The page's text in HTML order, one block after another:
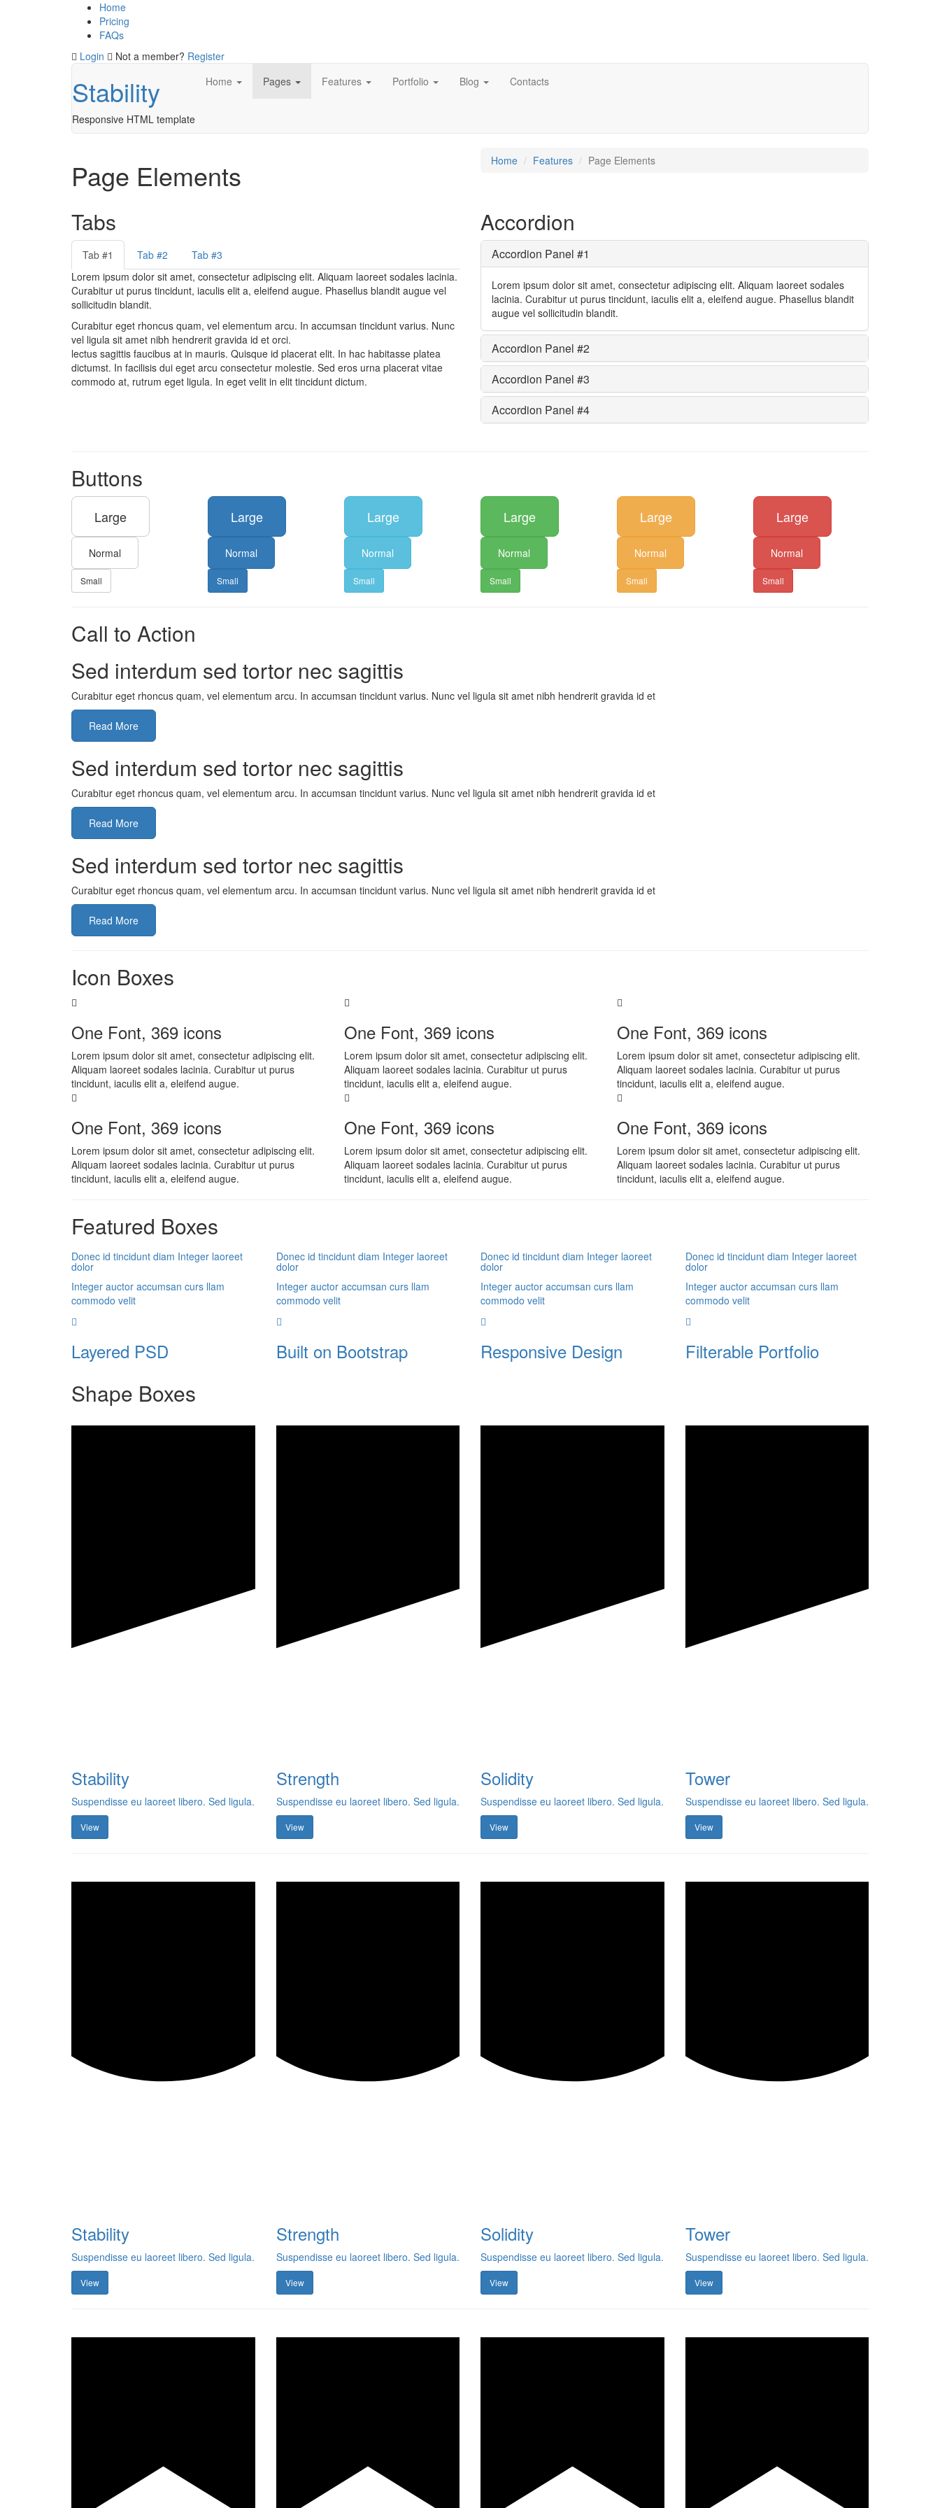
Home
Pricing
FAQs
Login
Not a member? Register
Stability
Responsive HTML template
Home Pages Features Portfolio Blog Contacts
Page Elements Home Features Page Elements
Tabs
Tab #1 Tab #2
Tab #3
Lorem ipsum dolor sit amet, consectetur adipiscing elit. Aliquam laoreet sodales lacinia.
Curabitur ut purus tincidunt, iaculis elit a, eleifend augue. Phasellus blandit augue vel
sollicitudin blandit.
Curabitur eget rhoncus quam, vel elementum arcu. In accumsan tincidunt varius. Nunc
vel ligula sit amet nibh hendrerit gravida id et orci.
lectus sagittis faucibus at in mauris. Quisque id placerat elit. In hac habitasse platea
dictumst. In facilisis dui eget arcu consectetur molestie. Sed eros urna placerat vitae
commodo at, rutrum eget ligula. In eget velit in elit tincidunt dictum.
Accordion
Accordion Panel #1
Lorem ipsum dolor sit amet, consectetur adipiscing elit. Aliquam laoreet sodales
lacinia. Curabitur ut purus tincidunt, iaculis elit a, eleifend augue. Phasellus blandit
augue vel sollicitudin blandit.
Accordion Panel #2
Accordion Panel #3
Accordion Panel #4
Buttons
Large Large Large Large Large Large
Normal Normal Normal Normal Normal Normal
Small Small Small Small Small Small
Call to Action
Sed interdum sed tortor nec sagittis
Curabitur eget rhoncus quam, vel elementum arcu. In accumsan tincidunt varius. Nunc vel ligula sit amet nibh hendrerit gravida id et
Read More
Sed interdum sed tortor nec sagittis
Curabitur eget rhoncus quam, vel elementum arcu. In accumsan tincidunt varius. Nunc vel ligula sit amet nibh hendrerit gravida id et
Read More
Sed interdum sed tortor nec sagittis
Curabitur eget rhoncus quam, vel elementum arcu. In accumsan tincidunt varius. Nunc vel ligula sit amet nibh hendrerit gravida id et
Read More
Icon Boxes
One Font, 369 icons
Lorem ipsum dolor sit amet, consectetur adipiscing elit.
Aliquam laoreet sodales lacinia. Curabitur ut purus
tincidunt, iaculis elit a, eleifend augue.
One Font, 369 icons
Lorem ipsum dolor sit amet, consectetur adipiscing elit.
Aliquam laoreet sodales lacinia. Curabitur ut purus
tincidunt, iaculis elit a, eleifend augue.
One Font, 369 icons
Lorem ipsum dolor sit amet, consectetur adipiscing elit.
Aliquam laoreet sodales lacinia. Curabitur ut purus
tincidunt, iaculis elit a, eleifend augue.
One Font, 369 icons
Lorem ipsum dolor sit amet, consectetur adipiscing elit.
Aliquam laoreet sodales lacinia. Curabitur ut purus
tincidunt, iaculis elit a, eleifend augue.
One Font, 369 icons
Lorem ipsum dolor sit amet, consectetur adipiscing elit.
Aliquam laoreet sodales lacinia. Curabitur ut purus
tincidunt, iaculis elit a, eleifend augue.
One Font, 369 icons
Lorem ipsum dolor sit amet, consectetur adipiscing elit.
Aliquam laoreet sodales lacinia. Curabitur ut purus
tincidunt, iaculis elit a, eleifend augue.
Featured Boxes
Donec id tincidunt diam Integer laoreet
dolor
Integer auctor accumsan curs llam
commodo velit
Layered PSD
Donec id tincidunt diam Integer laoreet
dolor
Integer auctor accumsan curs llam
commodo velit
Built on Bootstrap
Donec id tincidunt diam Integer laoreet
dolor
Integer auctor accumsan curs llam
commodo velit
Responsive Design
Donec id tincidunt diam Integer laoreet
dolor
Integer auctor accumsan curs llam
commodo velit
Filterable Portfolio
Shape Boxes
Stability
Suspendisse eu laoreet libero. Sed ligula.
View
Strength
Suspendisse eu laoreet libero. Sed ligula.
View
Solidity
Suspendisse eu laoreet libero. Sed ligula.
View
Tower
Suspendisse eu laoreet libero. Sed ligula.
View
Stability
Suspendisse eu laoreet libero. Sed ligula.
View
Strength
Suspendisse eu laoreet libero. Sed ligula.
View
Solidity
Suspendisse eu laoreet libero. Sed ligula.
View
Tower
Suspendisse eu laoreet libero. Sed ligula.
View